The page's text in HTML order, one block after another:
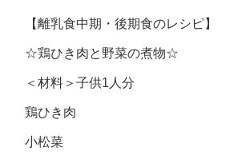
【離乳食中期・後期食のレシピ】
☆鶏ひき肉と野菜の煮物☆
＜材料＞子供1人分
鶏ひき肉 10
小松菜 15